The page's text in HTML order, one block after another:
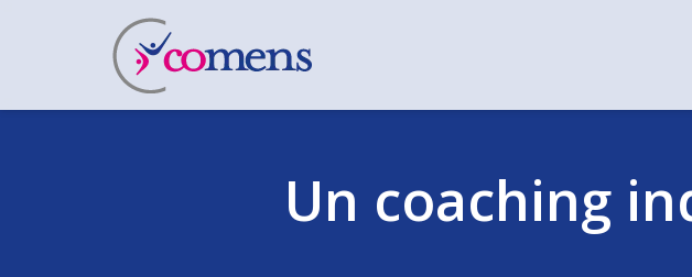
Un coaching